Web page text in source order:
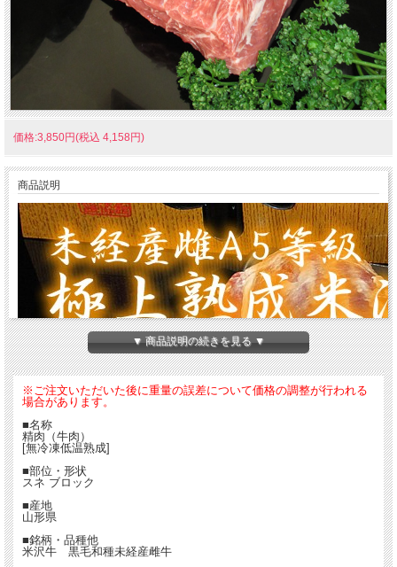
価格:3,850円(税込 4,158円)
商品説明
▼ 商品説明の続きを見る ▼
※ご注文いただいた後に重量の誤差について価格の調整が行われる
場合があります。
■名称
精肉（牛肉）
[無冷凍低温熟成]
■部位・形状
スネ ブロック
■産地
山形県
■銘柄・品種他
米沢牛 黒毛和種未経産雌牛